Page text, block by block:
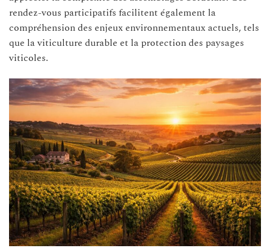
rendez-vous participatifs facilitent également la
compréhension des enjeux environnementaux actuels, tels
que la viticulture durable et la protection des paysages
viticoles.